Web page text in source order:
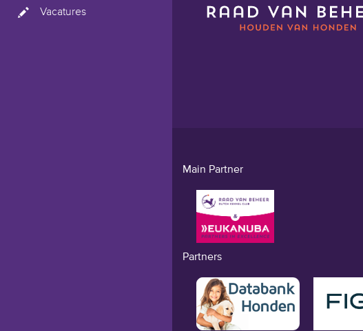
Vacatures
Main Partner
Partners